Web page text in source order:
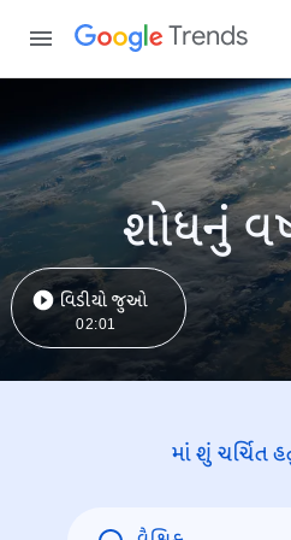
Trends
શોધનું
વિડીયો જુઓ
02:01
માં શું